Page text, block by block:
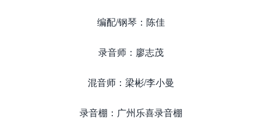
编配/钢琴：陈佳
录音师：廖志茂
混音师：梁彬/李小曼
录音棚：广州乐喜录音棚